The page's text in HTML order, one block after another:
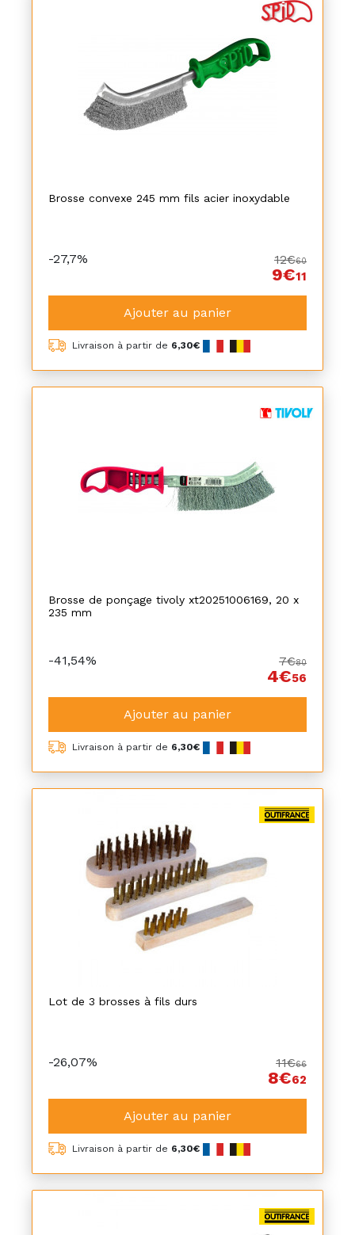
Brosse convexe 245 mm fils acier inoxydable
-27,7% 12€60
9€11
Ajouter au panier
Livraison à partir de 6,30€
Brosse de ponçage tivoly xt20251006169, 20 x
235 mm
-41,54% 7€80
4€56
Ajouter au panier
Livraison à partir de 6,30€
Lot de 3 brosses à fils durs
-26,07% 11€66
8€62
Ajouter au panier
Livraison à partir de 6,30€